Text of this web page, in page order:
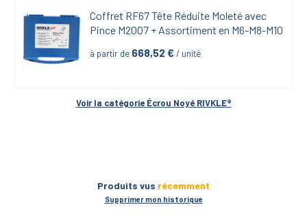
Coffret RF67 Tête Réduite Moleté avec
Pince M2007 + Assortiment en M6-M8-M10
à partir de 668,52 € / unité
Voir la catégorie Écrou Noyé RIVKLE®
Produits vus récemment
Supprimer mon historique